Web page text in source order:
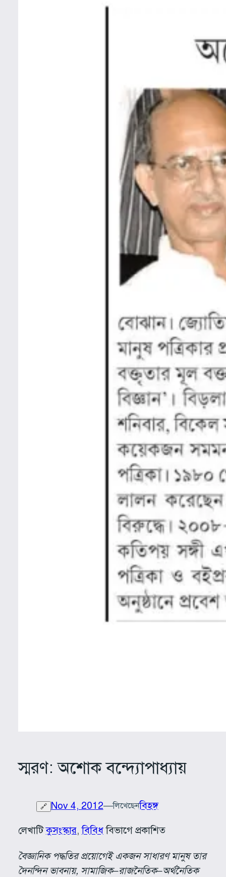
স্মরণ: অশোক বন্দ্যোপাধ্যায়
🔗 Nov 4, 2012—লিখেছেনবিহঙ্গ
লেখাটিকুসংস্কার, বিবিধবিভাগে প্রকাশিত
বৈজ্ঞানিক পদ্ধতির প্রয়োগেই একজন সাধারণ মানুষ তার
দৈনন্দিন ভাবনায়, সামাজিক–রাজনৈতিক–অর্থনৈতিক